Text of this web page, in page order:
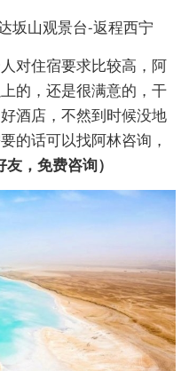
坂山观景台-返程西宁
对住宿要求比较高，阿
的，还是很满意的，干
酒店，不然到时候没地
的话可以找阿林咨询，
，免费咨询）